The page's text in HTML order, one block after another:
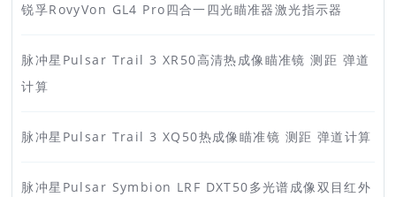
锐孚RovyVon GL4 Pro四合一四光瞄准器激光指示器
脉冲星Pulsar Trail 3 XR50高清热成像瞄准镜 测距 弹道
计算
脉冲星Pulsar Trail 3 XQ50热成像瞄准镜 测距 弹道计算
脉冲星Pulsar Symbion LRF DXT50多光谱成像双目红外